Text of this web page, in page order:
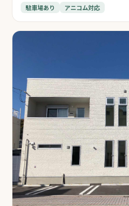
駐車場あり アニコム対応